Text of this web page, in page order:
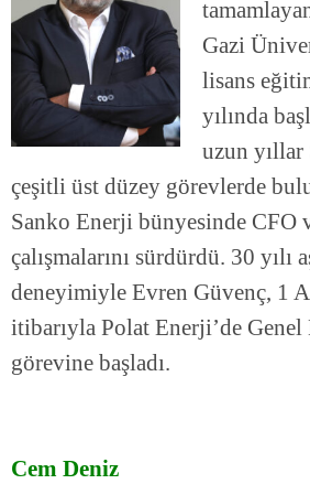
Gazi
lisans
yılında
uzun yıllar
çeşitli üst düzey görevlerde
Sanko Enerji bünyesinde CFO
çalışmalarını sürdürdü. 30 yılı
deneyimiyle Evren Güvenç, 1
itibarıyla Polat Enerji’de
görevine başladı.
Cem Deniz